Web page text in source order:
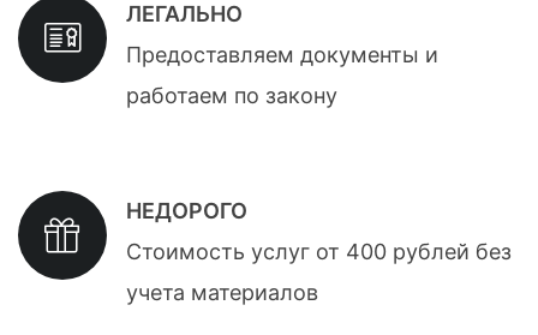
ЛЕГАЛЬНО
Предоставляем документы и
работаем по закону
НЕДОРОГО
Стоимость услуг от 400 рублей без
учета материалов